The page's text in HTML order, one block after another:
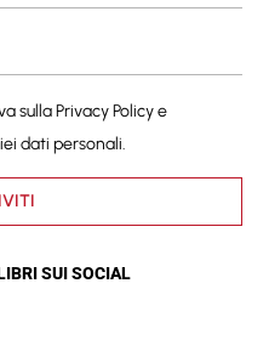
sullaPrivacy Policye
dati personali.
SUI SOCIAL